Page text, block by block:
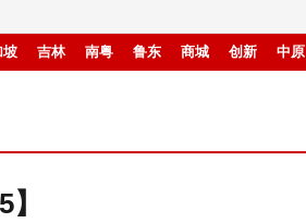
坡 吉林 南粤 鲁东 商城 创新 中原